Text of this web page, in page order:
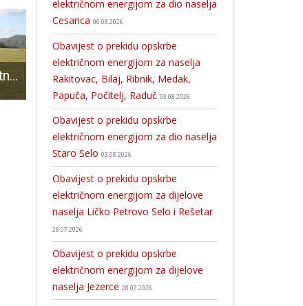
Dodjela bespovratnih sredstava gospićkim poljoprivrednicima Ante Dabo sa “svojom” Udrugom nezavisni danas bio na sastanku s premijerom Plenkovićem i ministrima!!!
električnom energijom za dio naselja
Cesarica 06.08.2026
Obavijest o prekidu opskrbe
električnom energijom za naselja
Rakitovac, Bilaj, Ribnik, Medak,
Papuča, Počitelj, Raduč 03.08.2026
Obavijest o prekidu opskrbe
električnom energijom za dio naselja
Staro Selo 03.08.2026
Obavijest o prekidu opskrbe
električnom energijom za dijelove
naselja Ličko Petrovo Selo i Rešetar
28.07.2026
Obavijest o prekidu opskrbe
električnom energijom za dijelove
naselja Jezerce 28.07.2026